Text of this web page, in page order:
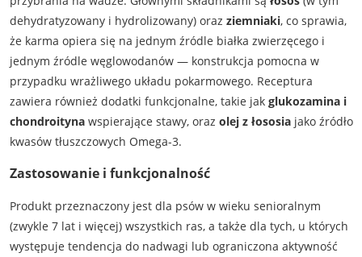
dehydratyzowany i hydrolizowany) oraz ziemniaki, co sprawia,
że karma opiera się na jednym źródle białka zwierzęcego i
jednym źródle węglowodanów — konstrukcja pomocna w
przypadku wrażliwego układu pokarmowego. Receptura
zawiera również dodatki funkcjonalne, takie jak glukozamina i
chondroitynawspierające stawy, oraz olej z łososiajako źródło
kwasów tłuszczowych Omega-3.
Zastosowanie i funkcjonalność
Produkt przeznaczony jest dla psów w wieku senioralnym
(zwykle 7 lat i więcej) wszystkich ras, a także dla tych, u których
występuje tendencja do nadwagi lub ograniczona aktywność